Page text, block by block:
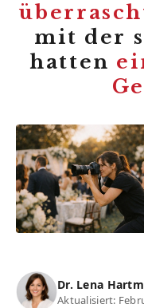
mit der
hatten
Dr. Lena
Aktualisiert: